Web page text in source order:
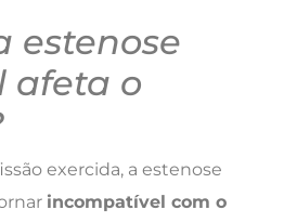
estenose
afeta o
exercida, a estenose
incompatível com o